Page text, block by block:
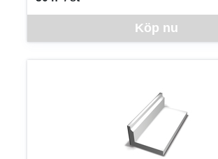
Köp nu
SEK per ST